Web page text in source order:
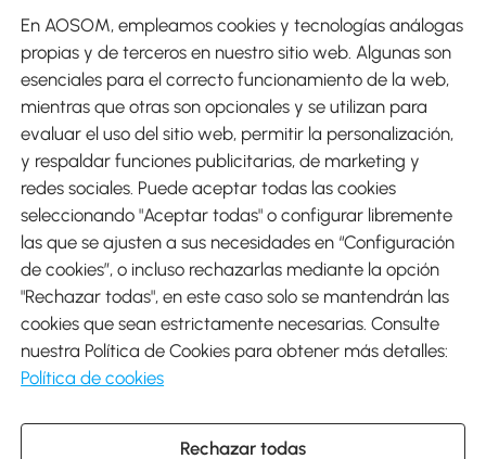
Métodos de Pago
Envíos
Descargar Aosom App
Google Play
En AOSOM, empleamos cookies y tecnologías análogas
propias y de terceros en nuestro sitio web. Algunas son
esenciales para el correcto funcionamiento de la web,
mientras que otras son opcionales y se utilizan para
evaluar el uso del sitio web, permitir la personalización,
y respaldar funciones publicitarias, de marketing y
redes sociales. Puede aceptar todas las cookies
seleccionando "Aceptar todas" o configurar libremente
las que se ajusten a sus necesidades en “Configuración
de cookies”, o incluso rechazarlas mediante la opción
"Rechazar todas", en este caso solo se mantendrán las
cookies que sean estrictamente necesarias. Consulte
nuestra Política de Cookies para obtener más detalles:
Política de cookies
Rechazar todas